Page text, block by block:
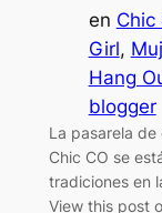
en Chic
Girl,
Hang
blogger
La pasarela
Chic CO se
tradiciones en
View this post